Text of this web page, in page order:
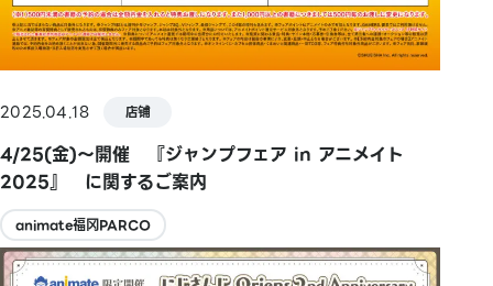
2025.04.18 店铺
4/25(金)～開催 『ジャンプフェア in アニメイト
2025』 に関するご案内
animate福冈PARCO